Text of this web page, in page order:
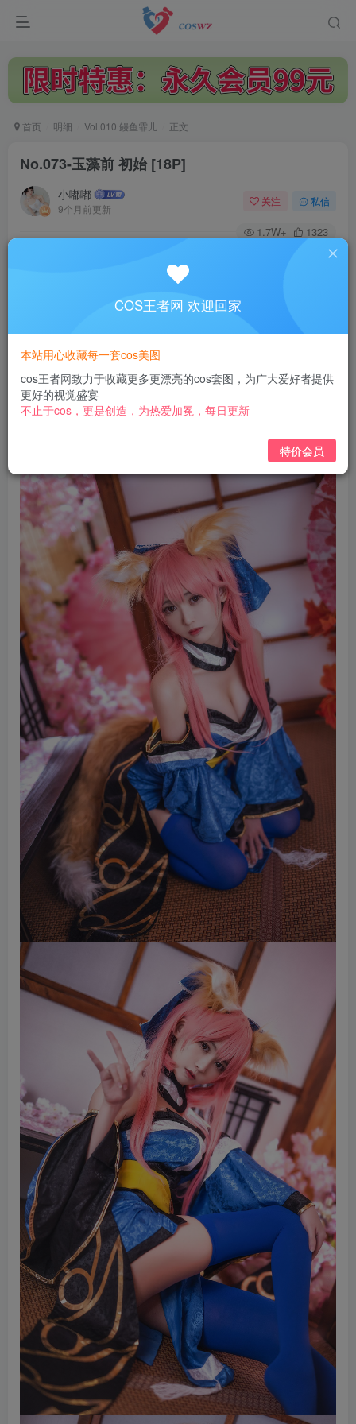
首页 明细 Vol.010 鳗鱼霏儿 正文
No.073-玉藻前 初始 [18P]
小嘟嘟
9个月前更新
关注 私信
1.7W+ 1323
此内容为付费阅读，请付费后查看
3
黄金会员免费 钻石会员 免费
立即购买
COS王者网 欢迎回家
本站用心收藏每一套cos美图
cos王者网致力于收藏更多更漂亮的cos套图，为广大爱好者提供
更好的视觉盛宴
不止于cos，更是创造，为热爱加冕，每日更新
特价会员